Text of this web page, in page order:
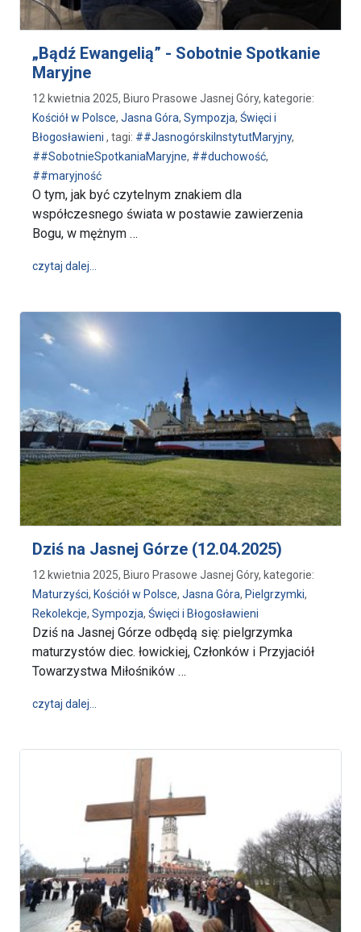
„Bądź Ewangelią” - Sobotnie Spotkanie
Maryjne
12 kwietnia 2025, Biuro Prasowe Jasnej Góry, kategorie:
Kościół w Polsce, Jasna Góra, Sympozja, Święci i
Błogosławieni , tagi: ##JasnogórskiInstytutMaryjny,
##SobotnieSpotkaniaMaryjne, ##duchowość,
##maryjność
O tym, jak być czytelnym znakiem dla
współczesnego świata w postawie zawierzenia
Bogu, w mężnym …
czytaj dalej…
Dziś na Jasnej Górze (12.04.2025)
12 kwietnia 2025, Biuro Prasowe Jasnej Góry, kategorie:
Maturzyści, Kościół w Polsce, Jasna Góra, Pielgrzymki,
Rekolekcje, Sympozja, Święci i Błogosławieni
Dziś na Jasnej Górze odbędą się: pielgrzymka
maturzystów diec. łowickiej, Członków i Przyjaciół
Towarzystwa Miłośników …
czytaj dalej…